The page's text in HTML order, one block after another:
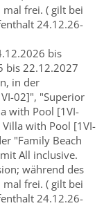
frei. ( gilt bei
24.12.26-
bis
bis 22.12.2027
in der
02]", "Superior
with Pool [1VI-
with Pool [1VI-
"Family Beach
All inclusive.
während des
frei. ( gilt bei
24.12.26-